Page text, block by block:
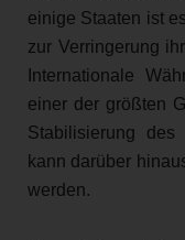
einige Staaten ist
zur Verringerung
Internationale
einer der größten
Stabilisierung des
kann darüber
werden.